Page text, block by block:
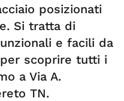
posizionati
Si tratta di
e facili da
scoprire tutti i
a Via A.
TN.